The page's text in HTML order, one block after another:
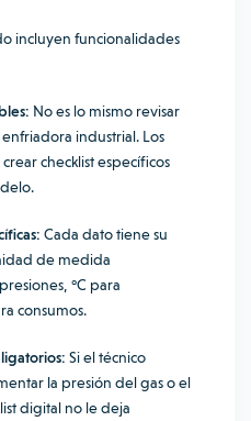
incluyen funcionalidades
No es lo mismo revisar
industrial. Los
checklist específicos
Cada dato tiene su
de medida
°C para
consumos.
Si el técnico
la presión del gas o el
digital no le deja